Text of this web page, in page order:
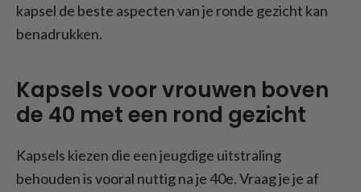
kapsel de beste aspecten van je ronde gezicht kan
benadrukken.
Kapsels voor vrouwen boven
de 40 met een rond gezicht
Kapsels kiezen die een jeugdige uitstraling
behouden is vooral nuttig na je 40e. Vraag je je af